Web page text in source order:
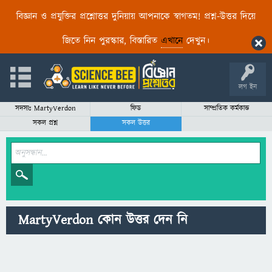
বিজ্ঞান ও প্রযুক্তির প্রশ্নোত্তর দুনিয়ায় আপনাকে স্বাগতম! প্রশ্ন-উত্তর দিয়ে
জিতে নিন পুরস্কার, বিস্তারিত এখানেদেখুন।
লগ ইন
সদস্যঃ MartyVerdon ফিড
সাম্প্রতিক কর্মকান্ড
সকল প্রশ্ন
সকল উত্তর
MartyVerdon কোন উত্তর দেন নি